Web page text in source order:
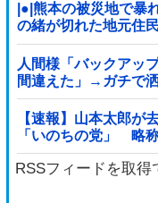
|●|熊本の被災地で暴
の緒が切れた地元住
人間様「バックアッ
間違えた」→ガチで
【速報】山本太郎が
「いのちの党」 略
RSSフィードを取得